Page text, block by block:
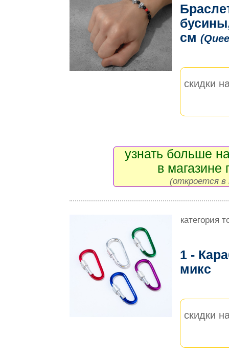
см
скидки
узнать больше
в магазине
(откроется в
категория
1 -
микс
скидки